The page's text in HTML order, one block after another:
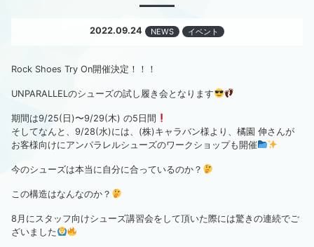
2022.09.24 NEWS イベント
Rock Shoes Try On開催決定！！！
UNPARALLELのシューズの試し履き会となります
期間は9/25(日)〜9/29(木) の5日間
そしてなんと、9/28(水)には、(株)キャラバン様より、橘園 伸さんが
お客様向けにアンパラレルシューズのワークショップも開催
今のシューズは本当に自分に合っているのか？
この構造はなんなのか？
8月にスタッフ向けシューズ講習会をして頂いた際には驚きの連続でご
ざいました